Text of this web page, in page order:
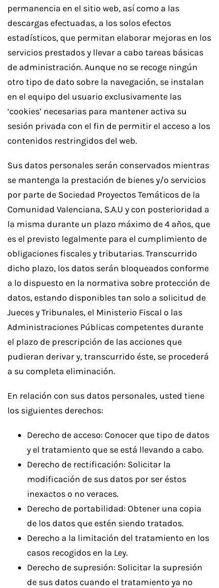
permanencia en el sitio web, así como a las
descargas efectuadas, a los solos efectos
estadísticos, que permitan elaborar mejoras en los
servicios prestados y llevar a cabo tareas básicas
de administración. Aunque no se recoge ningún
otro tipo de dato sobre la navegación, se instalan
en el equipo del usuario exclusivamente las
‘cookies’ necesarias para mantener activa su
sesión privada con el fin de permitir el acceso a los
contenidos restringidos del web.
Sus datos personales serán conservados mientras
se mantenga la prestación de bienes y/o servicios
por parte de Sociedad Proyectos Temáticos de la
Comunidad Valenciana, S.A.U y con posterioridad a
la misma durante un plazo máximo de 4 años, que
es el previsto legalmente para el cumplimiento de
obligaciones fiscales y tributarias. Transcurrido
dicho plazo, los datos serán bloqueados conforme
a lo dispuesto en la normativa sobre protección de
datos, estando disponibles tan solo a solicitud de
Jueces y Tribunales, el Ministerio Fiscal o las
Administraciones Públicas competentes durante
el plazo de prescripción de las acciones que
pudieran derivar y, transcurrido éste, se procederá
a su completa eliminación.
En relación con sus datos personales, usted tiene
los siguientes derechos:
Derecho de acceso: Conocer que tipo de datos
y el tratamiento que se está llevando a cabo.
Derecho de rectificación: Solicitar la
modificación de sus datos por ser éstos
inexactos o no veraces.
Derecho de portabilidad: Obtener una copia
de los datos que estén siendo tratados.
Derecho a la limitación del tratamiento en los
casos recogidos en la Ley.
Derecho de supresión: Solicitar la supresión
de sus datos cuando el tratamiento ya no